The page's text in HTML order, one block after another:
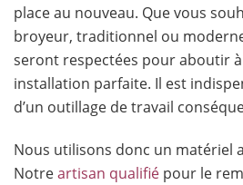
place au nouveau. Que vous
broyeur, traditionnel ou
seront respectées pour aboutir
installation parfaite. Il est
d’un outillage de travail
Nous utilisons donc un matériel
Notreartisan qualifié pour le